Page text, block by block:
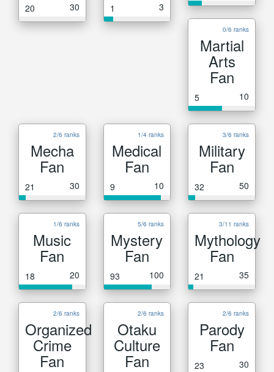
20 30 1 3
0/6 ranks
Martial
Arts
Fan
5 10
2/6 ranks
Mecha
Fan
21 30
1/4 ranks
Medical
Fan
9 10
3/6 ranks
Military
Fan
32 50
1/6 ranks
Music
Fan
18 20
5/6 ranks
Mystery
Fan
93 100
3/11 ranks
Mythology
Fan
21 35
2/6 ranks
Organized
Crime
Fan
2/6 ranks
Otaku
Culture
Fan
2/6 ranks
Parody
Fan
23 30